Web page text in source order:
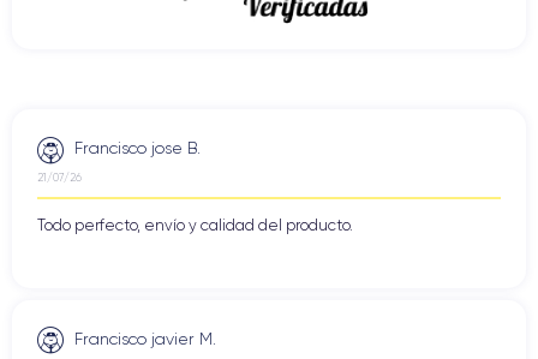
Francisco jose B.
21/07/26
Todo perfecto, envío y calidad del producto.
Francisco javier M.